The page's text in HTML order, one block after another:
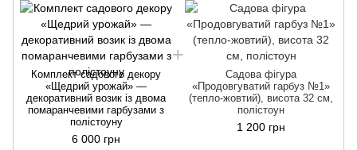
Комплект садового декору
«Щедрий урожай» —
декоративний возик із двома
помаранчевими гарбузами з
полістоуну
6 000 грн
Садова фігура
«Продовгуватий гарбуз №1»
(тепло-жовтий), висота 32 см,
полістоун
1 200 грн